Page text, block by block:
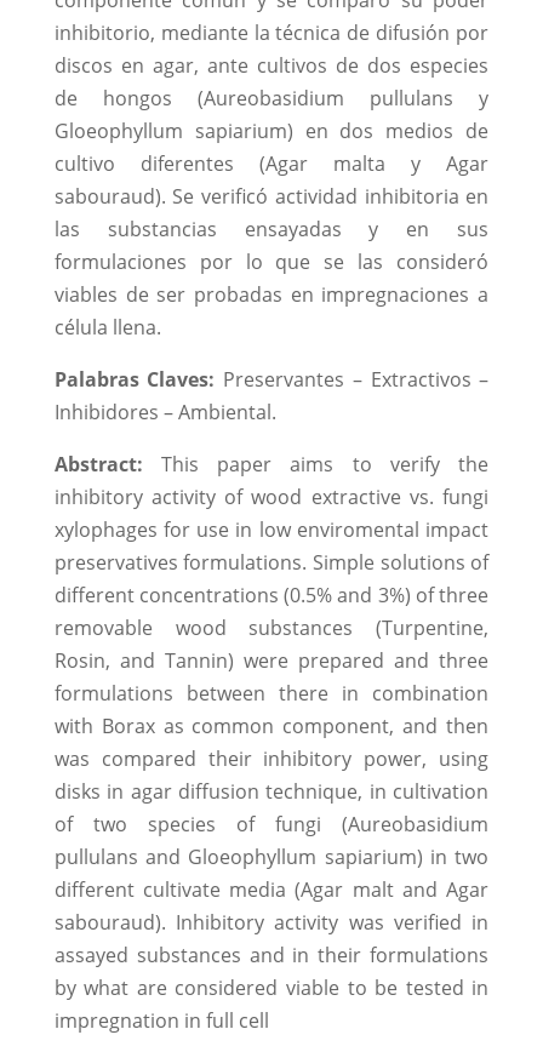
inhibitorio, mediante la técnica de difusión por
discos en agar, ante cultivos de dos especies
de hongos (Aureobasidium pullulans y
Gloeophyllum sapiarium) en dos medios de
cultivo diferentes (Agar malta y Agar
sabouraud). Se verificó actividad inhibitoria en
las substancias ensayadas y en sus
formulaciones por lo que se las consideró
viables de ser probadas en impregnaciones a
célula llena.
Palabras Claves: Preservantes – Extractivos –
Inhibidores – Ambiental.
Abstract: This paper aims to verify the
inhibitory activity of wood extractive vs. fungi
xylophages for use in low enviromental impact
preservatives formulations. Simple solutions of
different concentrations (0.5% and 3%) of three
removable wood substances (Turpentine,
Rosin, and Tannin) were prepared and three
formulations between there in combination
with Borax as common component, and then
was compared their inhibitory power, using
disks in agar diffusion technique, in cultivation
of two species of fungi (Aureobasidium
pullulans and Gloeophyllum sapiarium) in two
different cultivate media (Agar malt and Agar
sabouraud). Inhibitory activity was verified in
assayed substances and in their formulations
by what are considered viable to be tested in
impregnation in full cell